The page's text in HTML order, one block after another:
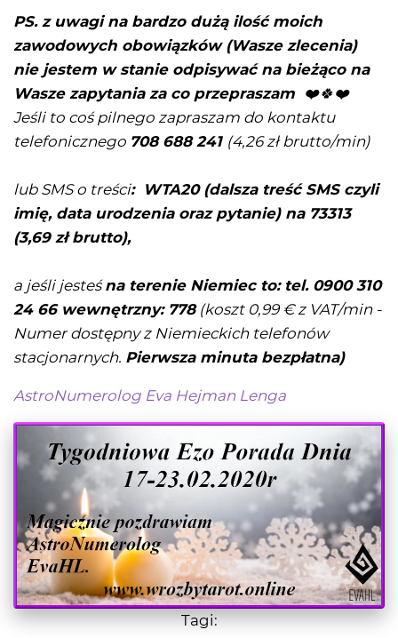
PS. z uwagi na bardzo dużą ilość moich
zawodowych obowiązków (Wasze zlecenia)
nie jestem w stanie odpisywać na bieżąco na
Wasze zapytania za co przepraszam ❤️🍀❤️
Jeśli to coś pilnego zapraszam do kontaktu
telefonicznego 708 688 241 (4,26 zł brutto/min)
lub SMS o treści: WTA20 (dalsza treść SMS czyli
imię, data urodzenia oraz pytanie) na 73313
(3,69 zł brutto),
a jeśli jesteśna terenie Niemiec to: tel. 0900 310
24 66 wewnętrzny: 778(koszt 0,99 € z VAT/min -
Numer dostępny z Niemieckich telefonów
stacjonarnych. Pierwsza minuta bezpłatna)
AstroNumerolog Eva Hejman Lenga
Tagi: